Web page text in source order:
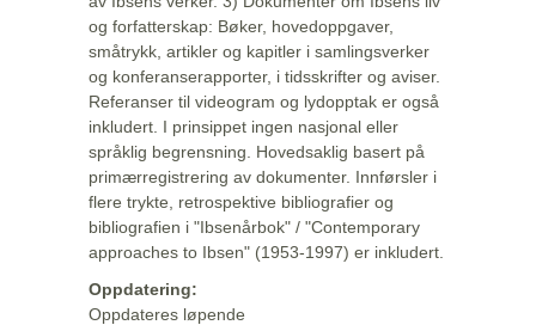
og forfatterskap: Bøker, hovedoppgaver,
småtrykk, artikler og kapitler i samlingsverker
og konferanserapporter, i tidsskrifter og aviser.
Referanser til videogram og lydopptak er også
inkludert. I prinsippet ingen nasjonal eller
språklig begrensning. Hovedsaklig basert på
primærregistrering av dokumenter. Innførsler i
flere trykte, retrospektive bibliografier og
bibliografien i "Ibsenårbok" / "Contemporary
approaches to Ibsen" (1953-1997) er inkludert.
Oppdatering:
Oppdateres løpende